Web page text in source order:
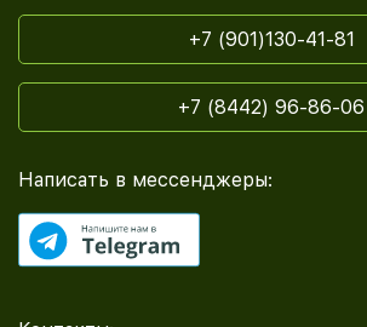
+7 (901)130-41-81
+7 (8442) 96-86-06
Написать в мессенджеры: